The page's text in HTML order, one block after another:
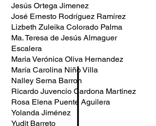
Jesús Ortega Jimenez
José Ernesto Rodríguez Ramírez
Lizbeth Zuleika Colorado Palma
Ma. Teresa de Jesús Almaguer
Escalera
Maria Verónica Oliva Hernandez
María Carolina Niño Villa
Nalley Serna Barron
Ricardo Juvencio Cardona Martinez
Rosa Elena Puente Aguilera
Yolanda Jiménez
Yudit Barreto